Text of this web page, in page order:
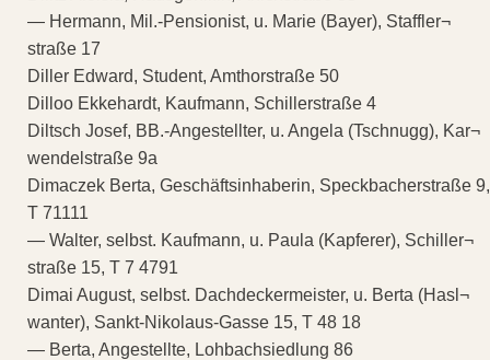
— Hermann, Mil.-Pensionist, u. Marie (Bayer), Staffler¬
straße 17
Diller Edward, Student, Amthorstraße 50
Dilloo Ekkehardt, Kaufmann, Schillerstraße 4
Diltsch Josef, BB.-Angestellter, u. Angela (Tschnugg), Kar¬
wendelstraße 9a
Dimaczek Berta, Geschäftsinhaberin, Speckbacherstraße 9,
T 71111
— Walter, selbst. Kaufmann, u. Paula (Kapferer), Schiller¬
straße 15, T 7 4791
Dimai August, selbst. Dachdeckermeister, u. Berta (Hasl¬
wanter), Sankt-Nikolaus-Gasse 15, T 48 18
— Berta, Angestellte, Lohbachsiedlung 86